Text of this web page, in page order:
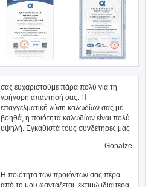
σας ευχαριστούμε πάρα πολύ για τη
γρήγορη απάντησή σας. Η
επαγγελματική λύση καλωδίων σας με
βοηθά, η ποιότητα καλωδίων είναι πολύ
υψηλή. Εγκαθιστά τους συνδετήρες μας
—— Gonalze
Η ποιότητα των προϊόντων σας πέρα
από το μου φαντάζεται, εκτιμώ ιδιαίτερα